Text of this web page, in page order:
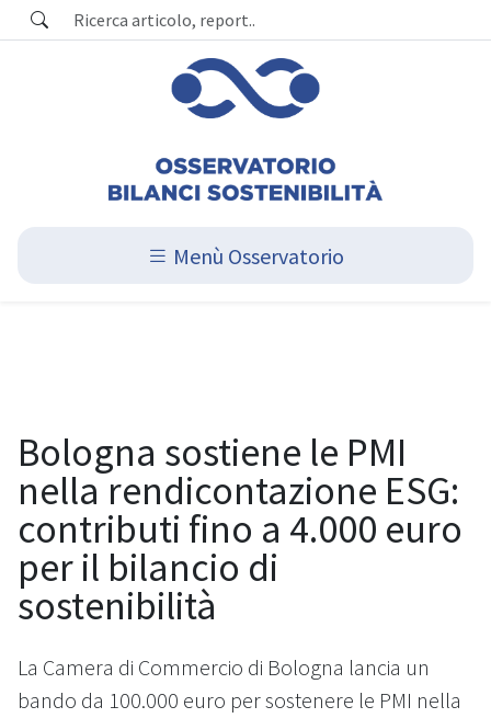
Menù Osservatorio
Bologna sostiene le PMI
nella rendicontazione ESG:
contributi fino a 4.000 euro
per il bilancio di
sostenibilità
La Camera di Commercio di Bologna lancia un
bando da 100.000 euro per sostenere le PMI nella